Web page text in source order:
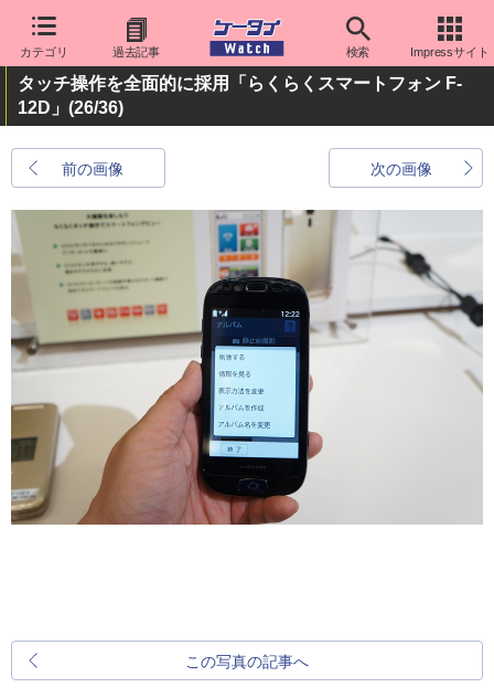
カテゴリ 過去記事 検索 Impressサイト
タッチ操作を全面的に採用「らくらくスマートフォン F-
12D」 (26/36)
前の画像 次の画像
この写真の記事へ